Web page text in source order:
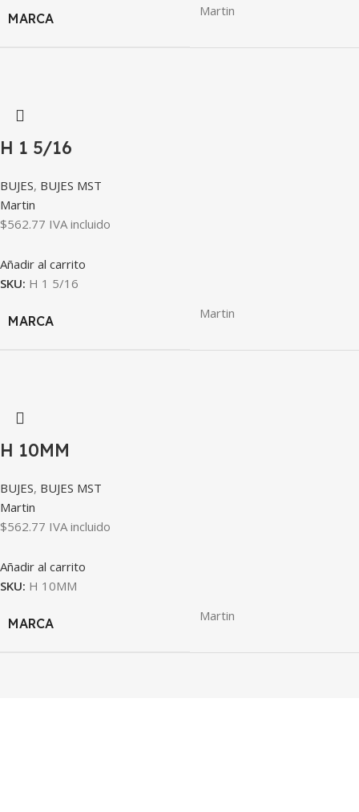
MARCA Martin
H 1 5/16
BUJES, BUJES MST
Martin
$562.77 IVA incluido
Añadir al carrito
SKU: H 1 5/16
MARCA Martin
H 10MM
BUJES, BUJES MST
Martin
$562.77 IVA incluido
Añadir al carrito
SKU: H 10MM
MARCA Martin